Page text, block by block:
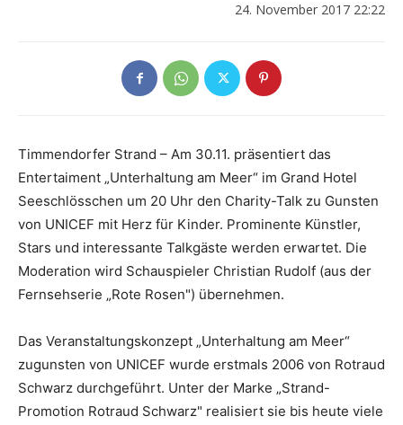
24. November 2017 22:22
Timmendorfer Strand – Am 30.11. präsentiert das
Entertaiment „Unterhaltung am Meer“ im Grand Hotel
Seeschlösschen um 20 Uhr den Charity-Talk zu Gunsten
von UNICEF mit Herz für Kinder. Prominente Künstler,
Stars und interessante Talkgäste werden erwartet. Die
Moderation wird Schauspieler Christian Rudolf (aus der
Fernsehserie „Rote Rosen") übernehmen.
Das Veranstaltungskonzept „Unterhaltung am Meer“
zugunsten von UNICEF wurde erstmals 2006 von Rotraud
Schwarz durchgeführt. Unter der Marke „Strand-
Promotion Rotraud Schwarz" realisiert sie bis heute viele